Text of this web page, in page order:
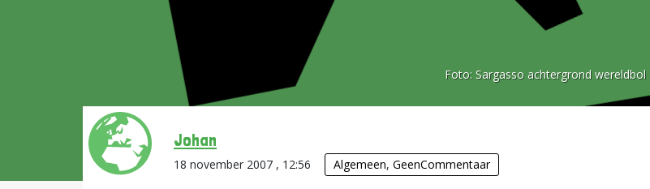
Foto: Sargasso achtergrond wereldbol
Johan
18 november 2007 , 12:56 Algemeen, GeenCommentaar